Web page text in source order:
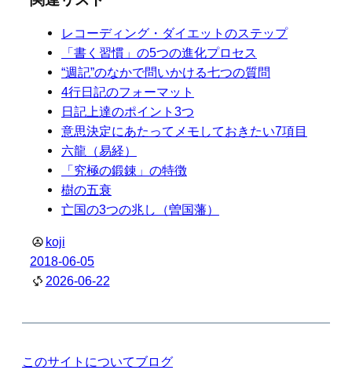
レコーディング・ダイエットのステップ
「書く習慣」の5つの進化プロセス
“週記”のなかで問いかける七つの質問
4行日記のフォーマット
日記上達のポイント3つ
意思決定にあたってメモしておきたい7項目
六龍（易経）
「究極の鍛錬」の特徴
樹の五衰
亡国の3つの兆し（曽国藩）
koji
2018-06-05
2026-06-22
このサイトについてブログ